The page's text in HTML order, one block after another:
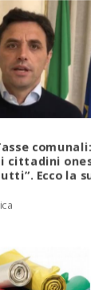
comunali:
cittadini
Ecco la